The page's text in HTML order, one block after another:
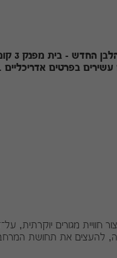
שחור
בפרטים אדריכליים
מגורים יוקרתית,
את תחושת המרחב